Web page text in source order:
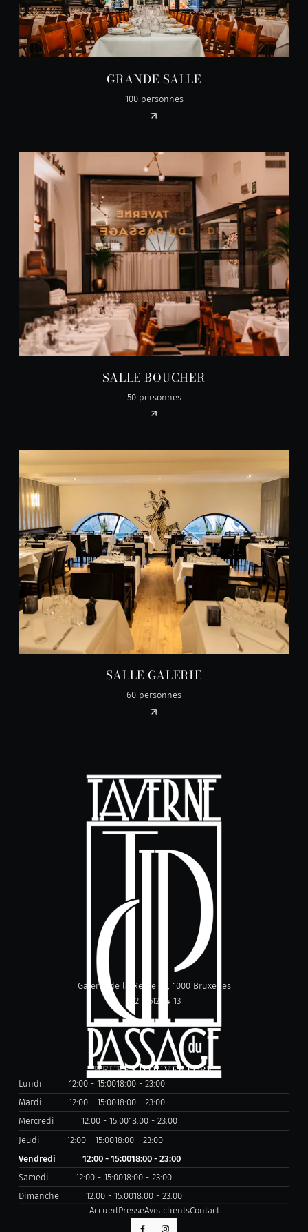
GRANDE SALLE
100 personnes
SALLE BOUCHER
50 personnes
SALLE GALERIE
60 personnes
Galerie de la Reine 30, 1000 Bruxelles
+32 2 512 14 13
HEURES D'OUVERTURE
Lundi 12:00 - 15:0018:00 - 23:00
Mardi
12:00 - 15:0018:00 - 23:00
Mercredi
12:00 - 15:0018:00 - 23:00
Jeudi
12:00 - 15:0018:00 - 23:00
Vendredi
12:00 - 15:0018:00 - 23:00
Samedi
12:00 - 15:0018:00 - 23:00
Dimanche
12:00 - 15:0018:00 - 23:00
AccueilPresseAvis clientsContact